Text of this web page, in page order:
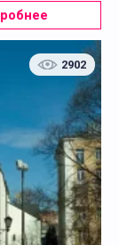
2902